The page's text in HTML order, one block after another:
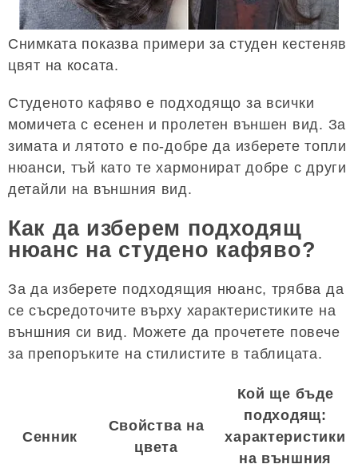
Снимката показва примери за студен кестеняв
цвят на косата.
Студеното кафяво е подходящо за всички
момичета с есенен и пролетен външен вид. За
зимата и лятото е по-добре да изберете топли
нюанси, тъй като те хармонират добре с други
детайли на външния вид.
Как да изберем подходящ
нюанс на студено кафяво?
За да изберете подходящия нюанс, трябва да
се съсредоточите върху характеристиките на
външния си вид. Можете да прочетете повече
за препоръките на стилистите в таблицата.
Сенник
Свойства на
цвета
Кой ще бъде
подходящ:
характеристики
на външния